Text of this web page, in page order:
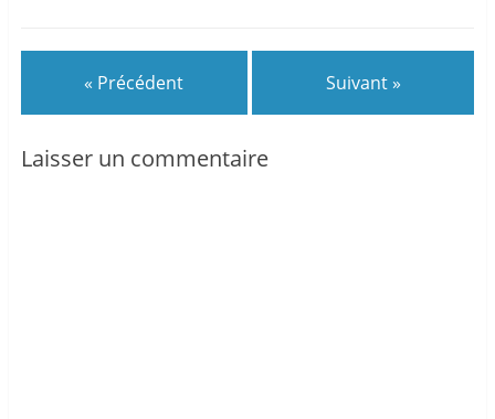
« Précédent Suivant »
Laisser un commentaire